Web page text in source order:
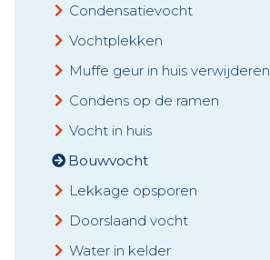
Condensatievocht
Vochtplekken
Muffe geur in huis verwijderen
Condens op de ramen
Vocht in huis
Bouwvocht
Lekkage opsporen
Doorslaand vocht
Water in kelder